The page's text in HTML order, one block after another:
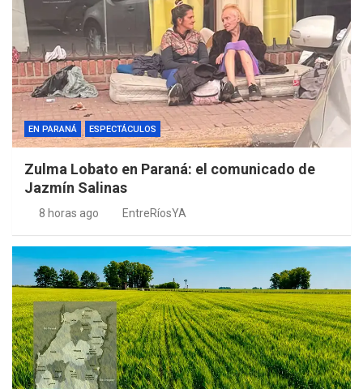
EN PARANÁ ESPECTÁCULOS
Zulma Lobato en Paraná: el comunicado de
Jazmín Salinas
8 horas ago EntreRíosYA